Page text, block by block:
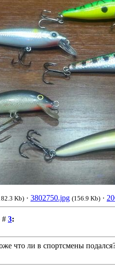
Kb) · 3802750.jpg (156.9 Kb) ·
# 3:
что ли в спортсмены